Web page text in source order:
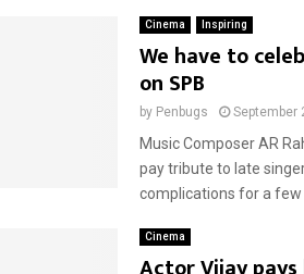
Cinema Inspiring
We have to
on SPB
by Penbugs September
Music Composer AR
pay tribute to late
complications for a few
Cinema